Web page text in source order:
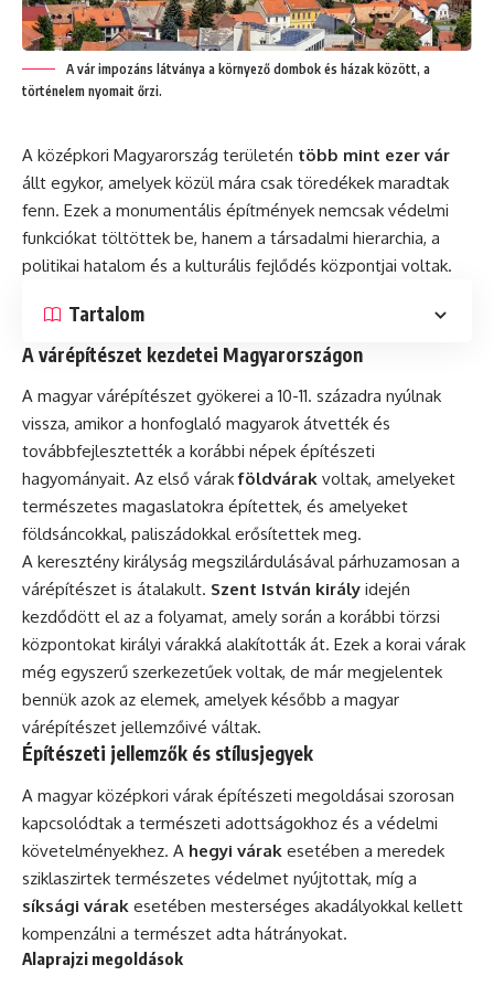
A vár impozáns látványa a környező dombok és házak között, a
történelem nyomait őrzi.
A középkori Magyarország területén több mint ezer vár
állt egykor, amelyek közül mára csak töredékek maradtak
fenn. Ezek a monumentális építmények nemcsak védelmi
funkciókat töltöttek be, hanem a társadalmi hierarchia, a
politikai hatalom és a kulturális fejlődés központjai voltak.
Tartalom
A várépítészet kezdetei Magyarországon
A magyar várépítészet gyökerei a 10-11. századra nyúlnak
vissza, amikor a honfoglaló magyarok átvették és
továbbfejlesztették a korábbi népek építészeti
hagyományait. Az első várakföldvárak voltak, amelyeket
természetes magaslatokra építettek, és amelyeket
földsáncokkal, paliszádokkal erősítettek meg.
A keresztény királyság megszilárdulásával párhuzamosan a
várépítészet is átalakult. Szent István király idején
kezdődött el az a folyamat, amely során a korábbi törzsi
központokat királyi várakká alakították át. Ezek a korai várak
még egyszerű szerkezetűek voltak, de már megjelentek
bennük azok az elemek, amelyek később a magyar
várépítészet jellemzőivé váltak.
Építészeti jellemzők és stílusjegyek
A magyar középkori várak építészeti megoldásai szorosan
kapcsolódtak a természeti adottságokhoz és a védelmi
követelményekhez. A hegyi várak esetében a meredek
sziklaszirtek természetes védelmet nyújtottak, míg a
síksági várak esetében mesterséges akadályokkal kellett
kompenzálni a természet adta hátrányokat.
Alaprajzi megoldások